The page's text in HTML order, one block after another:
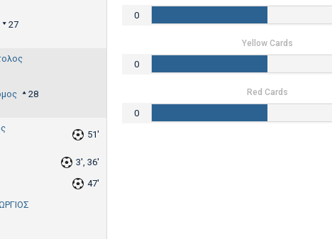
27
28
51'
3', 36'
47'
0
Yellow Cards
0
Red Cards
0